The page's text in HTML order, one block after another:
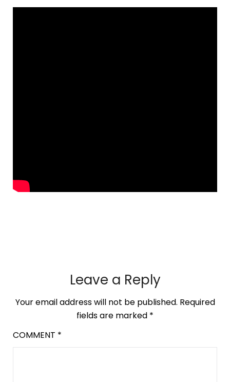
Leave a Reply
Your email address will not be published. Required
fields are marked *
COMMENT *